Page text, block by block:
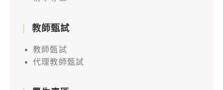
教師甄試
教師甄試
代理教師甄試